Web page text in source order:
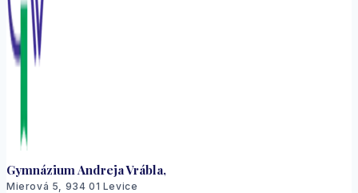
Gymnázium Andreja Vrábla,
Mierová 5, 934 01 Levice